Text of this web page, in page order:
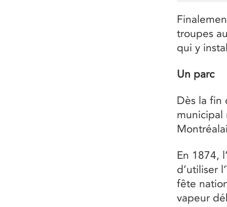
troupes
qui y
Un parc
Dès la fin
municipal
En 1874,
d’utiliser
fête
vapeur